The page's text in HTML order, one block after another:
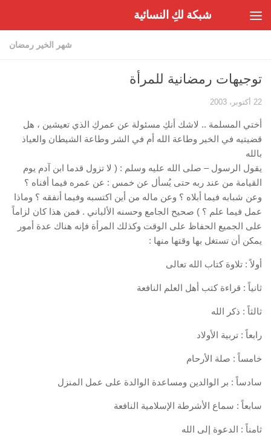
شبكة لكِ النسائية
شهر الخير رمضان
توجيهات رمضانية للمرأة
22 أكتوبر، 2003
أختي المسلمة .. لاشك أنكِ مسئولة عن عمركِ الذي تعيشين ، هل
قضيتيه في الخير وطاعة الله أم في الشر وطاعة الشيطان والعياذ
بالله
يقول الرسول – صلى الله عليه وسلم : ( لا تزول قدما ابن آدم يوم
القيامة من عند ربه حتى يُسأل عن خمس : عن عمره فيما أفناه ؟
وعن شبابه فيما أبلاه ؟ وعن ماله من أين اكتسبه وفيما أنفقه ؟ وماذا
عمل فيما علم ؟ ) صحيح الجامع وحسنه الألباني . فمن هذا كان لزاماً
على الجميع الحفاظ على الوقت وكذلك المرأة فإنه هناك عدة أمور
يمكن أن تستغل بها وقتها منها :
أولاً : تلاوة كتاب الله تعالى
ثانياً : قراءة كتب أهل العلم النافعة
ثالثاً : ذكر الله
رابعاً : تربية الأولاد
خامساً : صلة الأرحام
سادساً : بر الوالدين ومساعدة الوالدة على عمل المنزل
سابعاً : سماع الأشرطة الإسلامية النافعة
ثامناً : الدعوة إلى الله